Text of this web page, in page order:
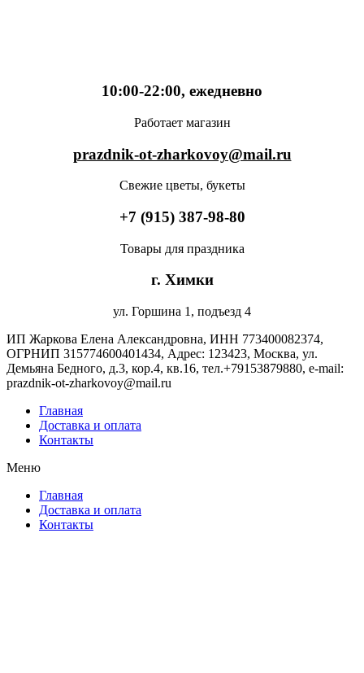
10:00-22:00, ежедневно
Работает магазин
prazdnik-ot-zharkovoy@mail.ru
Свежие цветы, букеты
+7 (915) 387-98-80
Товары для праздника
г. Химки
ул. Горшина 1, подъезд 4
ИП Жаркова Елена Александровна, ИНН 773400082374,
ОГРНИП 315774600401434, Адрес: 123423, Москва, ул.
Демьяна Бедного, д.3, кор.4, кв.16, тел.+79153879880, e-mail:
prazdnik-ot-zharkovoy@mail.ru
Главная
Доставка и оплата
Контакты
Меню
Главная
Доставка и оплата
Контакты